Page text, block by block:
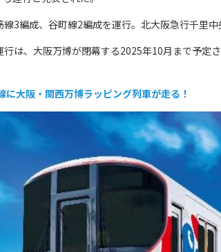
3編成、谷町線2編成を運行。北大阪急行千里中
は、大阪万博が閉幕する2025年10月まで予定さ
に大阪・関西万博ラッピング列車が走る！